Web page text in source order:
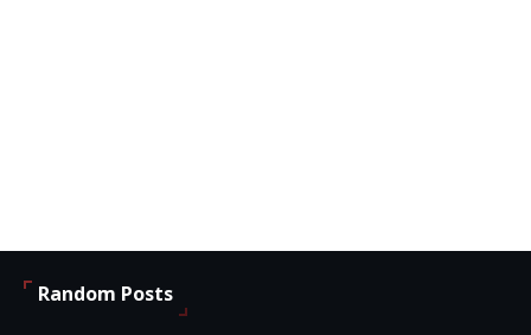
നഷ്ട്ടമാകാതിരിക്കാൻ Facebook Group-ൽ Join ചെയ്യൂ...
Random Posts